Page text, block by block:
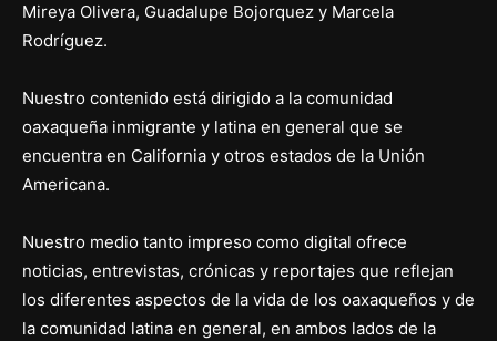
Mireya Olivera, Guadalupe Bojorquez y Marcela
Rodríguez.
Nuestro contenido está dirigido a la comunidad
oaxaqueña inmigrante y latina en general que se
encuentra en California y otros estados de la Unión
Americana.
Nuestro medio tanto impreso como digital ofrece
noticias, entrevistas, crónicas y reportajes que reflejan
los diferentes aspectos de la vida de los oaxaqueños y de
la comunidad latina en general, en ambos lados de la